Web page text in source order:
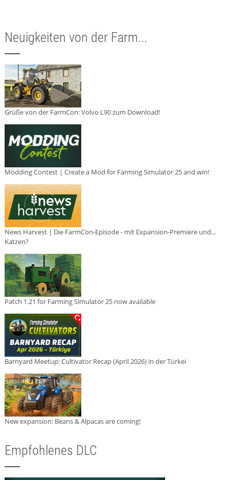
Neuigkeiten von der Farm...
Grüße von der FarmCon: Volvo L90 zum Download!
Modding Contest | Create a Mod for Farming Simulator 25 and win!
News Harvest | Die FarmCon-Episode - mit Expansion-Premiere und...
Katzen?
Patch 1.21 for Farming Simulator 25 now available
Barnyard Meetup: Cultivator Recap (April 2026) in der Türkei
New expansion: Beans & Alpacas are coming!
Empfohlenes DLC